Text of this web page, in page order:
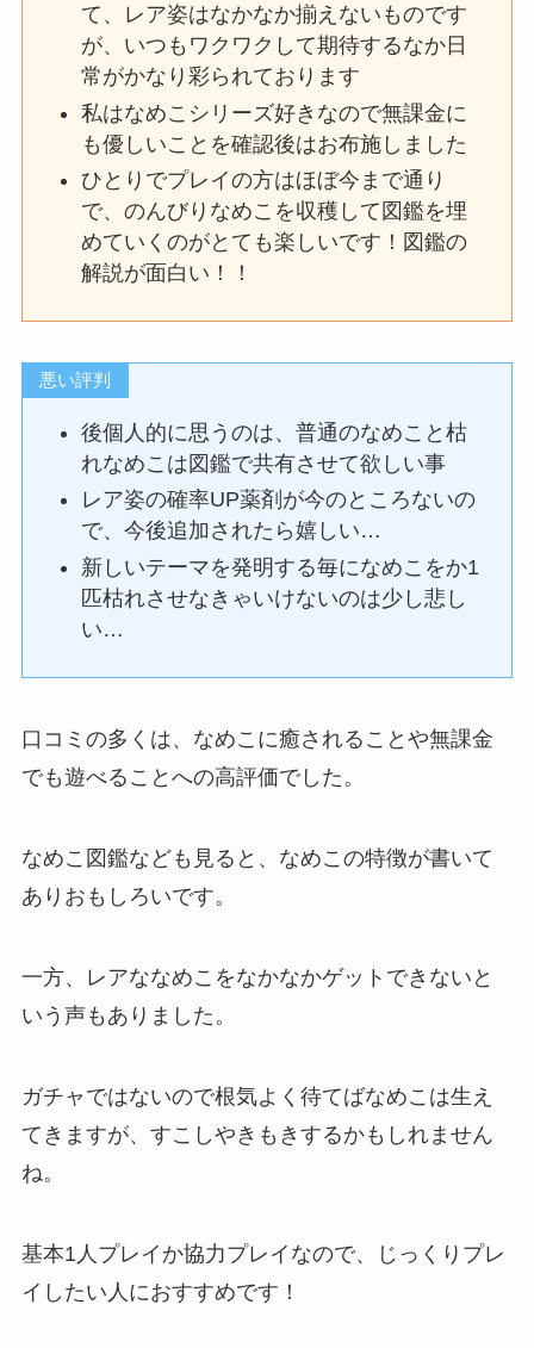
て、レア姿はなかなか揃えないものです
が、いつもワクワクして期待するなか日
常がかなり彩られております
私はなめこシリーズ好きなので無課金に
も優しいことを確認後はお布施しました
ひとりでプレイの方はほぼ今まで通り
で、のんびりなめこを収穫して図鑑を埋
めていくのがとても楽しいです！図鑑の
解説が面白い！！
悪い評判
後個人的に思うのは、普通のなめこと枯
れなめこは図鑑で共有させて欲しい事
レア姿の確率UP薬剤が今のところないの
で、今後追加されたら嬉しい…
新しいテーマを発明する毎になめこをか1
匹枯れさせなきゃいけないのは少し悲し
い…
口コミの多くは、なめこに癒されることや無課金
でも遊べることへの高評価でした。
なめこ図鑑なども見ると、なめこの特徴が書いて
ありおもしろいです。
一方、レアななめこをなかなかゲットできないと
いう声もありました。
ガチャではないので根気よく待てばなめこは生え
てきますが、すこしやきもきするかもしれません
ね。
基本1人プレイか協力プレイなので、じっくりプレ
イしたい人におすすめです！